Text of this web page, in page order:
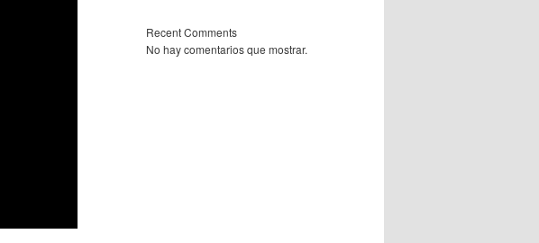
Recent Comments
No hay comentarios que mostrar.